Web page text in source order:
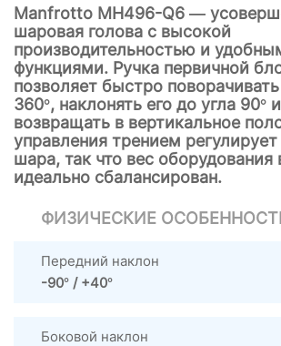
Manfrotto MH496-Q6 —
шаровая голова с высокой
производительностью и
функциями. Ручка первичной
позволяет быстро
360°, наклонять его до угла 90°
возвращать в вертикальное
управления трением
шара, так что вес оборудования
идеально сбалансирован.
ФИЗИЧЕСКИЕ
Передний наклон
-90° / +40°
Боковой наклон